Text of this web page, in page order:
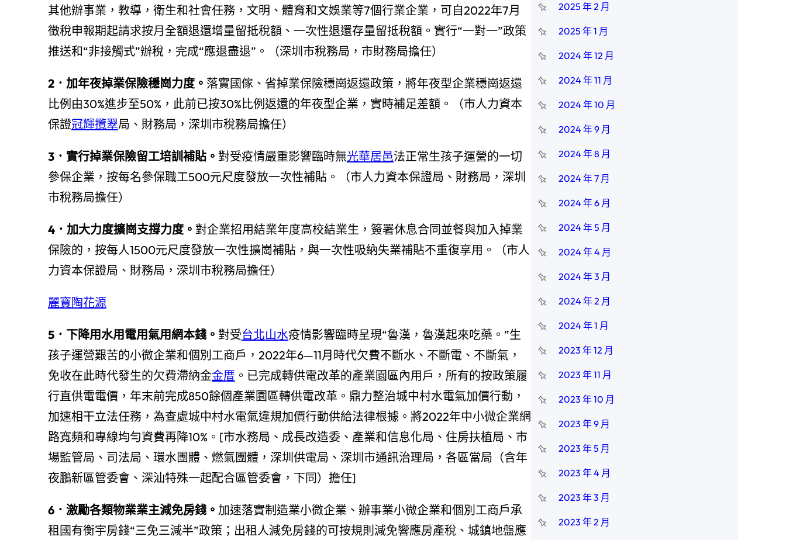
其他辦事業，教導，衛生和社會任務，文明、體育和文娛業等7個行業企業，可自2022年7月
徵稅申報期起請求按月全額退還增量留抵稅額、一次性退還存量留抵稅額。實行“一對一”政策
推送和“非接觸式”辦稅，完成“應退盡退”。（深圳市稅務局，市財務局擔任）
2．加年夜掉業保險穩崗力度。 落實國傢、省掉業保險穩崗返還政策，將年夜型企業穩崗返還
比例由30%進步至50%，此前已按30%比例返還的年夜型企業，實時補足差額。（市人力資本
保證冠輝攬翠局、財務局，深圳市稅務局擔任）
3．實行掉業保險留工培訓補貼。 對受疫情嚴重影響臨時無光華居邑法正常生孩子運營的一切
參保企業，按每名參保職工500元尺度發放一次性補貼。（市人力資本保證局、財務局，深圳
市稅務局擔任）
4．加大力度擴崗支撐力度。 對企業招用結業年度高校結業生，簽署休息合同並餐與加入掉業
保險的，按每人1500元尺度發放一次性擴崗補貼，與一次性吸納失業補貼不重復享用。（市人
力資本保證局、財務局，深圳市稅務局擔任）
麗寶陶花源
5．下降用水用電用氣用網本錢。 對受台北山水疫情影響臨時呈現“魯漢，魯漢起來吃藥。”生
孩子運營艱苦的小微企業和個別工商戶，2022年6—11月時代欠費不斷水、不斷電、不斷氣，
免收在此時代發生的欠費滯納金金厝 。已完成轉供電改革的產業園區內用戶，所有的按政策履
行直供電電價，年末前完成850餘個產業園區轉供電改革。鼎力整治城中村水電氣加價行動，
加速相干立法任務，為查處城中村水電氣違規加價行動供給法律根據。將2022年中小微企業網
路寬頻和專線均勻資費再降10%。[市水務局、成長改造委、產業和信息化局、住房扶植局、市
場監管局、司法局、環水團體、燃氣團體，深圳供電局、深圳市通訊治理局，各區當局（含年
夜鵬新區管委會、深汕特殊一起配合區管委會，下同）擔任]
6．激勵各類物業業主減免房錢。 加速落實制造業小微企業、辦事業小微企業和個別工商戶承
租國有衡宇房錢“三免三減半”政策；出租人減免房錢的可按規則減免響應房產稅、城鎮地盤應
2025 年 2 月
2025 年 1 月
2024 年 12 月
2024 年 11 月
2024 年 10 月
2024 年 9 月
2024 年 8 月
2024 年 7 月
2024 年 6 月
2024 年 5 月
2024 年 4 月
2024 年 3 月
2024 年 2 月
2024 年 1 月
2023 年 12 月
2023 年 11 月
2023 年 10 月
2023 年 9 月
2023 年 5 月
2023 年 4 月
2023 年 3 月
2023 年 2 月